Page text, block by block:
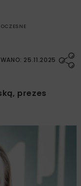
25.11.2025
prezes